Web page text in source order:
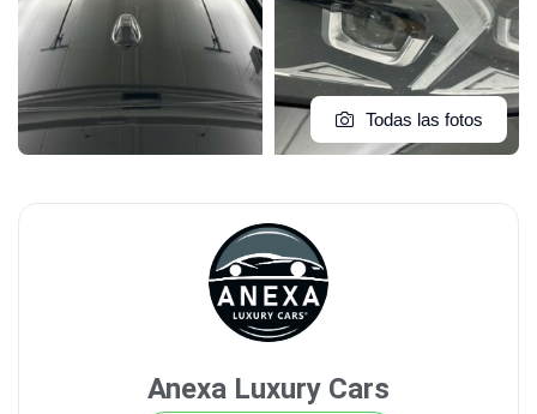
Todas las fotos
Anexa Luxury Cars